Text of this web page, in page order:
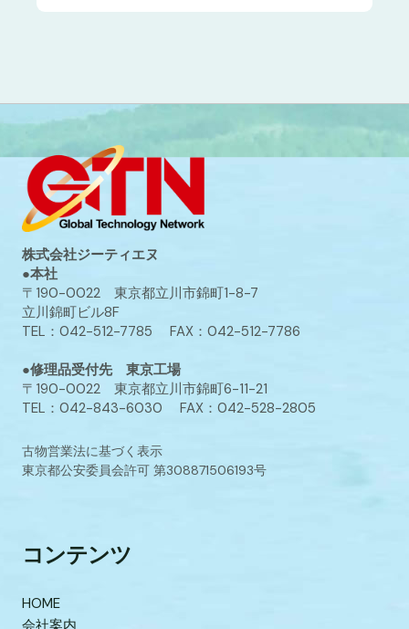
株式会社ジーティエヌ
●本社
〒190-0022 東京都立川市錦町1-8-7
立川錦町ビル8F
TEL：042-512-7785 FAX：042-512-7786
●修理品受付先 東京工場
〒190-0022 東京都立川市錦町6-11-21
TEL：042-843-6030 FAX：042-528-2805
古物営業法に基づく表示
東京都公安委員会許可 第308871506193号
コンテンツ
HOME